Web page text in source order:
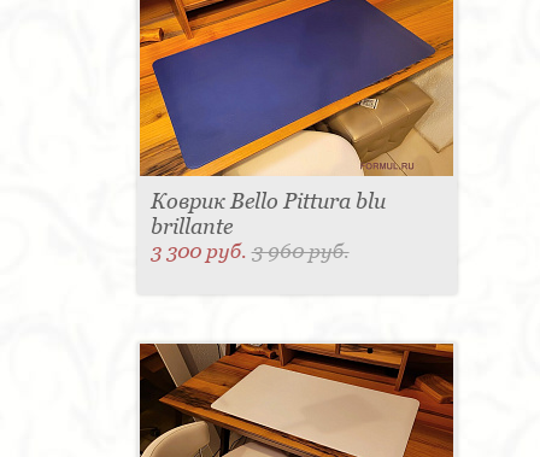
Коврик Bello Pittura blu
brillante
3 300 руб.3 960 руб.